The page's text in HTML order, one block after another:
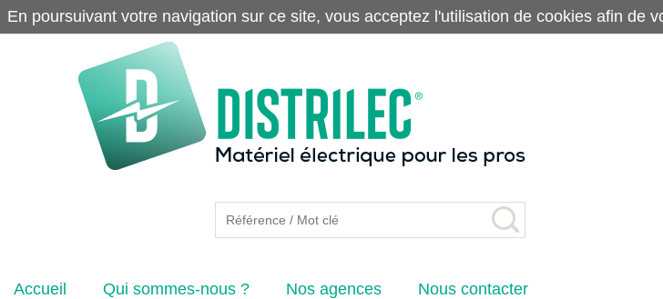
Accueil Qui sommes-nous ? Nos agences Nous contacter
En poursuivant votre navigation sur ce site, vous acceptez l'utilisation de cookies afin